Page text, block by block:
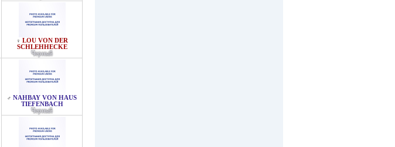
♀ LOU VON DER
SCHLEHHECKE
Черный
♂ NAHBAY VON HAUS
TIEFENBACH
Черный